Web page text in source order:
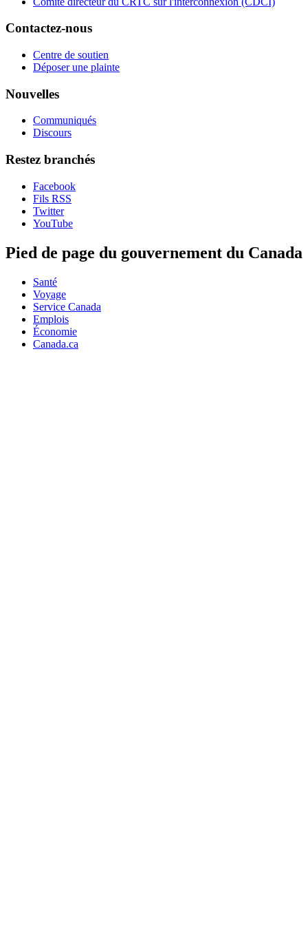
Contactez-nous
Centre de soutien
Déposer une plainte
Nouvelles
Communiqués
Discours
Restez branchés
Facebook
Fils RSS
Twitter
YouTube
Pied de page du gouvernement du Canada
Santé
Voyage
Service Canada
Emplois
Économie
Canada.ca